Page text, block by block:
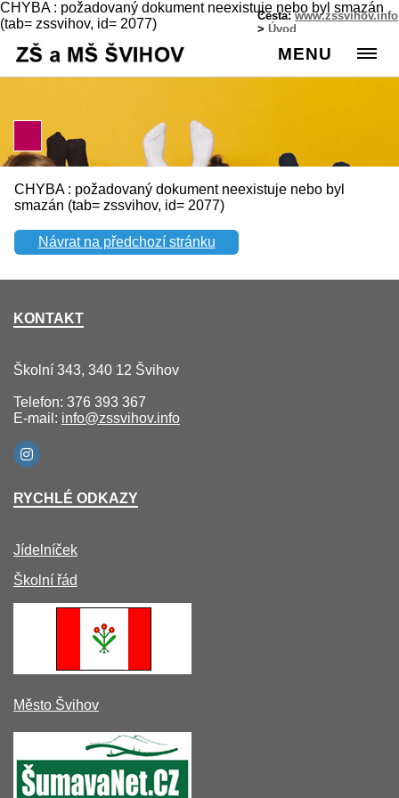
CHYBA : požadovaný dokument neexistuje nebo byl smazán
(tab= zssvihov, id= 2077)
MENU
Cesta:www.zssvihov.info
> Úvod
CHYBA : požadovaný dokument neexistuje nebo byl
smazán (tab= zssvihov, id= 2077)
Návrat na předchozí stránku
KONTAKT
Školní 343, 340 12 Švihov
Telefon: 376 393 367
E-mail: info@zssvihov.info
RYCHLÉ ODKAZY
Jídelníček
Školní řád
Město Švihov